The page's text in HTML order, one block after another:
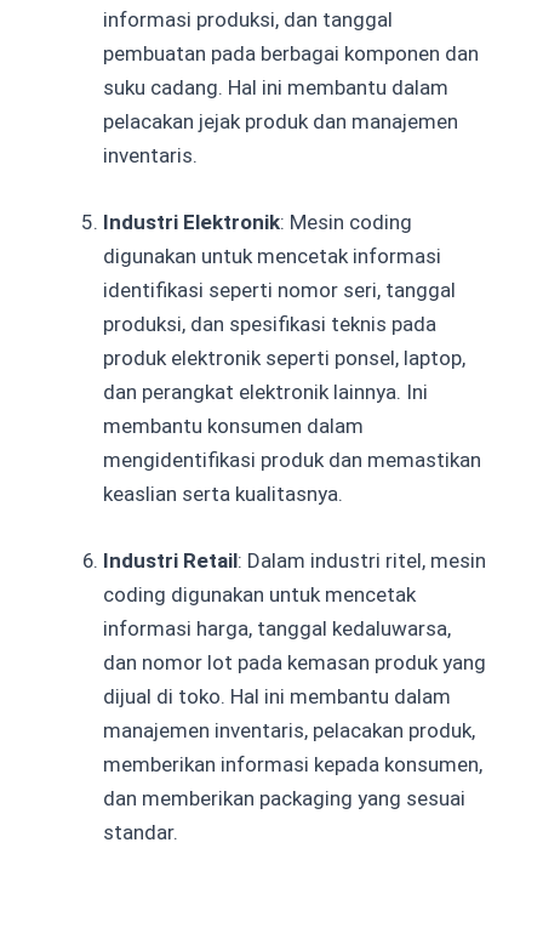
informasi produksi, dan tanggal
pembuatan pada berbagai komponen dan
suku cadang. Hal ini membantu dalam
pelacakan jejak produk dan manajemen
inventaris.
Industri Elektronik: Mesin coding
digunakan untuk mencetak informasi
identifikasi seperti nomor seri, tanggal
produksi, dan spesifikasi teknis pada
produk elektronik seperti ponsel, laptop,
dan perangkat elektronik lainnya. Ini
membantu konsumen dalam
mengidentifikasi produk dan memastikan
keaslian serta kualitasnya.
Industri Retail: Dalam industri ritel, mesin
coding digunakan untuk mencetak
informasi harga, tanggal kedaluwarsa,
dan nomor lot pada kemasan produk yang
dijual di toko. Hal ini membantu dalam
manajemen inventaris, pelacakan produk,
memberikan informasi kepada konsumen,
dan memberikan packaging yang sesuai
standar.